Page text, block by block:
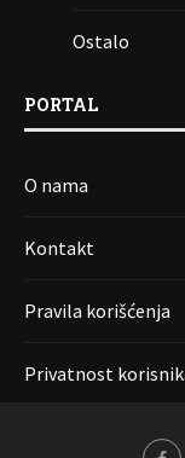
Ostalo
PORTAL
O nama
Kontakt
Pravila korišćenja
Privatnost